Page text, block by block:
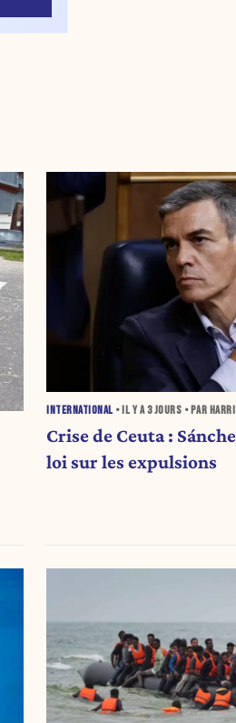
INTERNATIONAL • IL Y A3 JOURS • PAR
Crise de Ceuta :
loi sur les expulsions